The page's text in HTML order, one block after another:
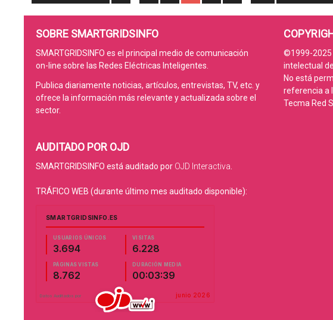
SOBRE SMARTGRIDSINFO
SMARTGRIDSINFO es el principal medio de comunicación
on-line sobre las Redes Eléctricas Inteligentes.
Publica diariamente noticias, artículos, entrevistas, TV, etc. y
ofrece la información más relevante y actualizada sobre el
sector.
AUDITADO POR OJD
SMARTGRIDSINFO está auditado por OJD Interactiva
TRÁFICO WEB (durante último mes auditado disponible):
©1999-2025
intelectual
No está
referencia a
Tecma Red